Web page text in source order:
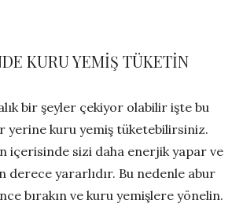
KURU YEMİŞ TÜKETİN
bir şeyler çekiyor olabilir işte bu
yerine kuru yemiş tüketebilirsiniz.
içerisinde sizi daha enerjik yapar ve
derece yararlıdır. Bu nedenle abur
bırakın ve kuru yemişlere yönelin.